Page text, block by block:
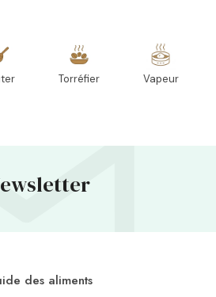
Torréfier Vapeur
des aliments